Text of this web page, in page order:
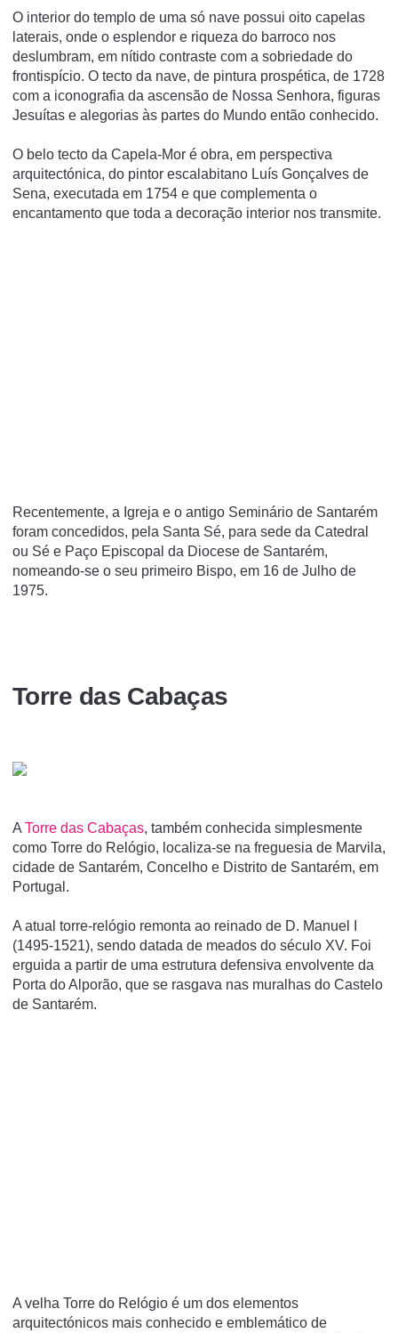
O interior do templo de uma só nave possui oito capelas
laterais, onde o esplendor e riqueza do barroco nos
deslumbram, em nítido contraste com a sobriedade do
frontispício. O tecto da nave, de pintura prospética, de 1728
com a iconografia da ascensão de Nossa Senhora, figuras
Jesuítas e alegorias às partes do Mundo então conhecido.
O belo tecto da Capela-Mor é obra, em perspectiva
arquitectónica, do pintor escalabitano Luís Gonçalves de
Sena, executada em 1754 e que complementa o
encantamento que toda a decoração interior nos transmite.
Recentemente, a Igreja e o antigo Seminário de Santarém
foram concedidos, pela Santa Sé, para sede da Catedral
ou Sé e Paço Episcopal da Diocese de Santarém,
nomeando-se o seu primeiro Bispo, em 16 de Julho de
1975.
Torre das Cabaças
A Torre das Cabaças, também conhecida simplesmente
como Torre do Relógio, localiza-se na freguesia de Marvila,
cidade de Santarém, Concelho e Distrito de Santarém, em
Portugal.
A atual torre-relógio remonta ao reinado de D. Manuel I
(1495-1521), sendo datada de meados do século XV. Foi
erguida a partir de uma estrutura defensiva envolvente da
Porta do Alporão, que se rasgava nas muralhas do Castelo
de Santarém.
A velha Torre do Relógio é um dos elementos
arquitectónicos mais conhecido e emblemático de